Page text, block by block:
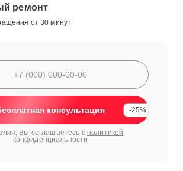
ремонт
от 30 минут
консультация -25%
Вы соглашаетесь с политикой
конфиденциальности